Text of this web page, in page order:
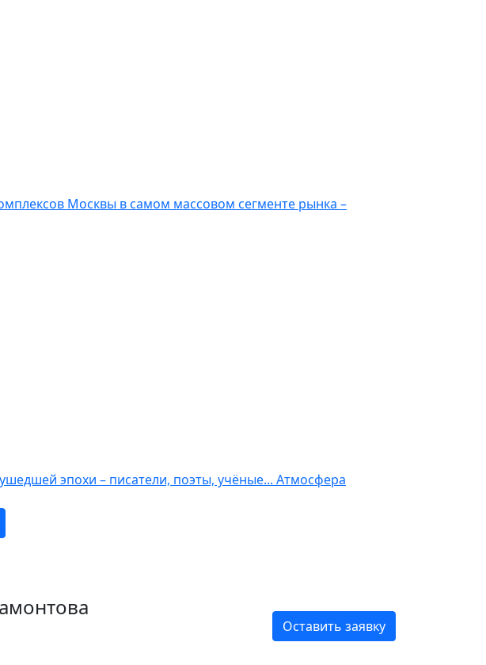
Москвы в самом массовом сегменте рынка –
эпохи – писатели, поэты, учёные... Атмосфера
Оставить заявку